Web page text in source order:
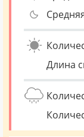
Длина